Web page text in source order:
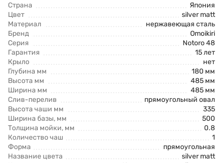
Страна
Япония
Цвет
silver matt
Материал
нержавеющая сталь
Бренд
Omoikiri
Серия
Notoro 48
Гарантия
15 лет
Крыло
нет
Глубина мм
180 мм
Высота мм
485 мм
Ширина мм
485 мм
Слив-перелив
прямоугольный овал
Высота чаши мм
335
Ширина базы, мм
500
Толщина мойки, мм
0.8
Количество чаш
1
Форма
прямоугольная
Название цвета
silver matt